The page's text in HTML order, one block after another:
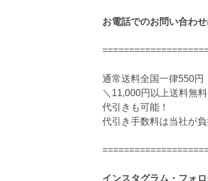
お電話でのお問い合わ
通常送料全国一律550円
＼11,000円以上送料無
代引きも可能！
代引き手数料は当社が負
インスタグラム・フォ